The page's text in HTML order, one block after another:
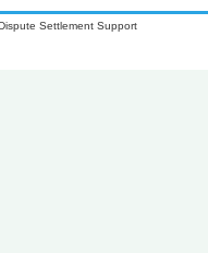
Settlement Support